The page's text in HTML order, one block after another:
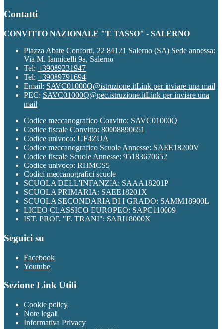
Contatti
CONVITTO NAZIONALE "T. TASSO" - SALERNO
Piazza Abate Conforti, 22 84121 Salerno (SA) Sede annessa:
Via M. Iannicelli 9a, Salerno
Tel: +39089231947
Tel: +39089791694
Email: SAVC01000Q@istruzione.itLink per inviare una mail
PEC: SAVC01000Q@pec.istruzione.itLink per inviare una
mail
Codice meccanografico Convitto: SAVC01000Q
Codice fiscale Convitto: 80008890651
Codice univoco: UF4ZUA
Codice meccanografico Scuole Annesse: SAEE18200V
Codice fiscale Scuole Annesse: 95183670652
Codice univoco: RHMCS5
Codici meccanografici scuole
SCUOLA DELL'INFANZIA: SAAA18201P
SCUOLA PRIMARIA: SAEE18201X
SCUOLA SECONDARIA DI I GRADO: SAMM18900L
LICEO CLASSICO EUROPEO: SAPC110009
IST. PROF. "F. TRANI": SARI18000X
Seguici su
Facebook
Youtube
Sezione Link Utili
Cookie policy
Note legali
Informativa Privacy